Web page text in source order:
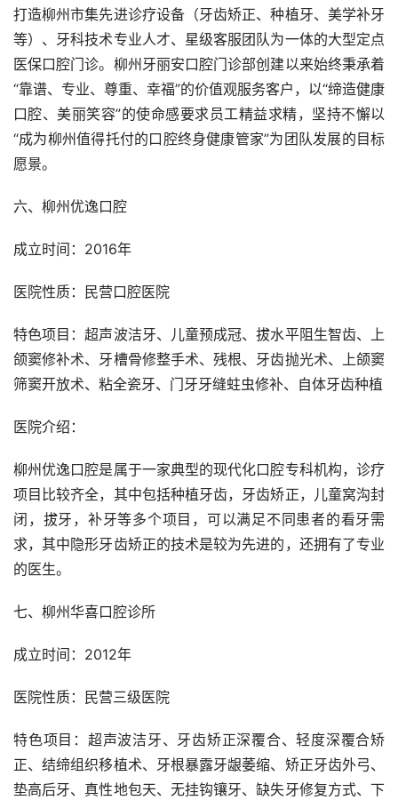
打造柳州市集先进诊疗设备（牙齿矫正、种植牙、美学补牙
等）、牙科技术专业人才、星级客服团队为一体的大型定点
医保口腔门诊。柳州牙丽安口腔门诊部创建以来始终秉承着
“靠谱、专业、尊重、幸福”的价值观服务客户，以“缔造健康
口腔、美丽笑容”的使命感要求员工精益求精，坚持不懈以
“成为柳州值得托付的口腔终身健康管家”为团队发展的目标
愿景。
六、柳州优逸口腔
成立时间：2016年
医院性质：民营口腔医院
特色项目：超声波洁牙、儿童预成冠、拔水平阻生智齿、上
颌窦修补术、牙槽骨修整手术、残根、牙齿抛光术、上颌窦
筛窦开放术、粘全瓷牙、门牙牙缝蛀虫修补、自体牙齿种植
医院介绍：
柳州优逸口腔是属于一家典型的现代化口腔专科机构，诊疗
项目比较齐全，其中包括种植牙齿，牙齿矫正，儿童窝沟封
闭，拔牙，补牙等多个项目，可以满足不同患者的看牙需
求，其中隐形牙齿矫正的技术是较为先进的，还拥有了专业
的医生。
七、柳州华喜口腔诊所
成立时间：2012年
医院性质：民营三级医院
特色项目：超声波洁牙、牙齿矫正深覆合、轻度深覆合矫
正、结缔组织移植术、牙根暴露牙龈萎缩、矫正牙齿外弓、
垫高后牙、真性地包天、无挂钩镶牙、缺失牙修复方式、下